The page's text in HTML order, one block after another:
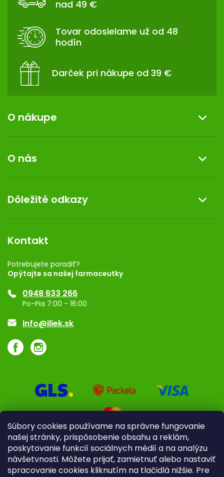
Súbory cookies používame na správne fungovanie
našej stránky, prispôsobenie obsahu a reklám,
poskytovanie funkcií sociálnych médií a na analýzu
návšetvnosti. Môžete prijať, zamietnuť alebo nastaviť
spracovanie cookies kliknutím na tlačidlá nižšie. Pre
nad 49 €
Tovar odosielame už od 48
hodín
Darček pri nákupe od 39 €
O nákupe
Reklamácia a vrátenie tovaru
Doprava a platba
Darček k nákupu
O nás
Kontakt
Dermocentrum
Dôležité odkazy
Rozhodnutie na prevádzku
Registrácia
Ponuka pre firmy
Značky
Kontakt
Potrebujete poradiť?
Opýtajte sa našej farmaceutky
0948 633 266
Po-Pia 7:00 - 16:00
info@iliek.sk